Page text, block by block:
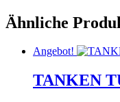
Ähnliche
Angebot!
TANKEN